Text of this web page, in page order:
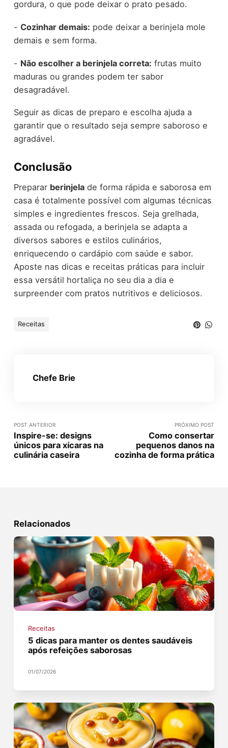
gordura, o que pode deixar o prato pesado.
- Cozinhar demais: pode deixar a berinjela mole
demais e sem forma.
- Não escolher a berinjela correta: frutas muito
maduras ou grandes podem ter sabor
desagradável.
Seguir as dicas de preparo e escolha ajuda a
garantir que o resultado seja sempre saboroso e
agradável.
Conclusão
Preparar berinjelade forma rápida e saborosa em
casa é totalmente possível com algumas técnicas
simples e ingredientes frescos. Seja grelhada,
assada ou refogada, a berinjela se adapta a
diversos sabores e estilos culinários,
enriquecendo o cardápio com saúde e sabor.
Aposte nas dicas e receitas práticas para incluir
essa versátil hortaliça no seu dia a dia e
surpreender com pratos nutritivos e deliciosos.
Receitas
Chefe Brie
POST ANTERIOR
Inspire-se: designs
únicos para xícaras na
culinária caseira
PRÓXIMO POST
Como consertar
pequenos danos na
cozinha de forma prática
Relacionados
Receitas
5 dicas para manter os dentes saudáveis
após refeições saborosas
01/07/2026